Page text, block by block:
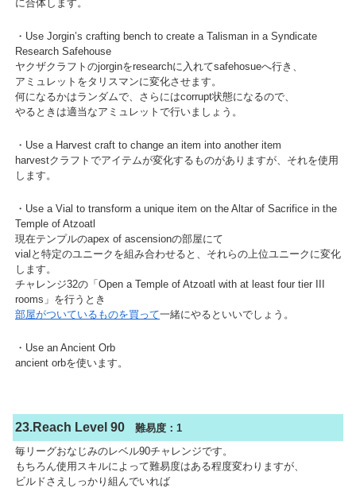
に合体します。
・Use Jorgin’s crafting bench to create a Talisman in a Syndicate
Research Safehouse
ヤクザクラフトのjorginをresearchに入れてsafehosueへ行き、
アミュレットをタリスマンに変化させます。
何になるかはランダムで、さらにはcorrupt状態になるので、
やるときは適当なアミュレットで行いましょう。
・Use a Harvest craft to change an item into another item
harvestクラフトでアイテムが変化するものがありますが、それを使用
します。
・Use a Vial to transform a unique item on the Altar of Sacrifice in the
Temple of Atzoatl
現在テンプルのapex of ascensionの部屋にて
vialと特定のユニークを組み合わせると、それらの上位ユニークに変化
します。
チャレンジ32の「Open a Temple of Atzoatl with at least four tier III
rooms」を行うとき
部屋がついているものを買って一緒にやるといいでしょう。
・Use an Ancient Orb
ancient orbを使います。
23.Reach Level 90 難易度：1
毎リーグおなじみのレベル90チャレンジです。
もちろん使用スキルによって難易度はある程度変わりますが、
ビルドさえしっかり組んでいれば